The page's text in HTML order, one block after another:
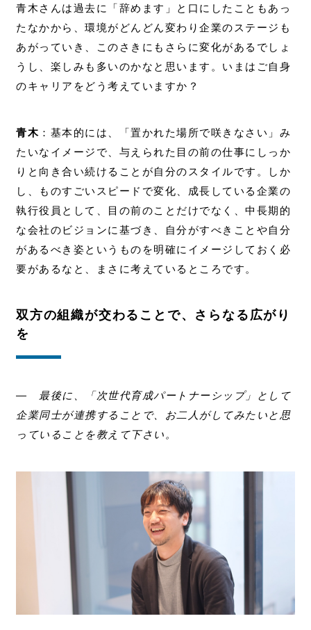
青木さんは過去に「辞めます」と口にしたこともあっ
たなかから、環境がどんどん変わり企業のステージも
あがっていき、このさきにもさらに変化があるでしょ
うし、楽しみも多いのかなと思います。いまはご自身
のキャリアをどう考えていますか？
青木 ：基本的には、「置かれた場所で咲きなさい」み
たいなイメージで、与えられた目の前の仕事にしっか
りと向き合い続けることが自分のスタイルです。しか
し、ものすごいスピードで変化、成長している企業の
執行役員として、目の前のことだけでなく、中長期的
な会社のビジョンに基づき、自分がすべきことや自分
があるべき姿というものを明確にイメージしておく必
要があるなと、まさに考えているところです。
双方の組織が交わることで、さらなる広がり
を
― 最後に、「次世代育成パートナーシップ」として
企業同士が連携することで、お二人がしてみたいと思
っていることを教えて下さい。